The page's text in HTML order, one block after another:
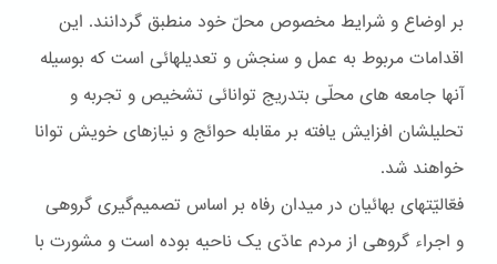
بر اوضاع و شرايط مخصوص محلّ خود منطبق گردانند. اين
اقدامات مربوط به عمل و سنجش و تعديلهائی است که بوسيله
آنها جامعه های محلّی بتدريج توانائی تشخيص و تجربه و
تحليلشان افزايش يافته بر مقابله حوائج و نيازهای خويش توانا
خواهند شد.
فعّاليّتهای بهائيان در ميدان رفاه بر اساس تصميم‌گيری گروهی
و اجراء گروهی از مردم عادّی يک ناحيه بوده است و مشورت با